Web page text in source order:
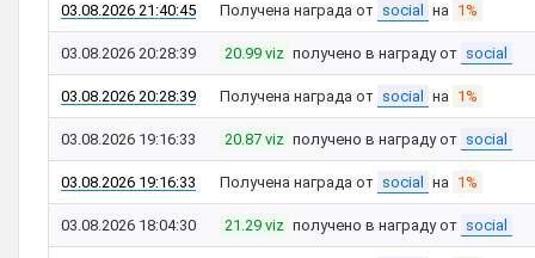
03.08.2026 21:40:45 Получена награда от social на 1%
03.08.2026 20:28:39 20.99 viz получено в награду от social
03.08.2026 20:28:39 Получена награда от social на 1%
03.08.2026 19:16:33 20.87 viz получено в награду от social
03.08.2026 19:16:33 Получена награда от social на 1%
03.08.2026 18:04:30 21.29 viz получено в награду от social